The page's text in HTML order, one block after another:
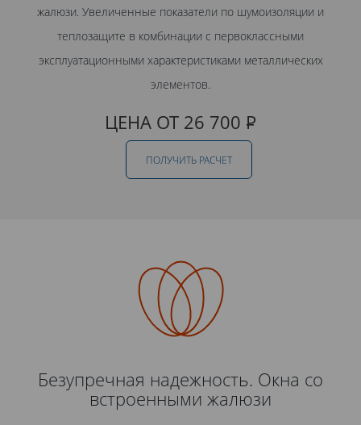
жалюзи. Увеличенные показатели по шумоизоляции и
теплозащите в комбинации с первоклассными
эксплуатационными характеристиками металлических
элементов.
ЦЕНА ОТ 26 700 Р
ПОЛУЧИТЬ РАСЧЕТ
Безупречная надежность. Окна со
встроенными жалюзи